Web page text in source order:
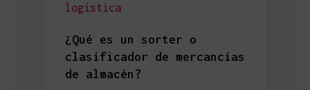
logística
¿Qué es un sorter o
clasificador de mercancías
de almacén?